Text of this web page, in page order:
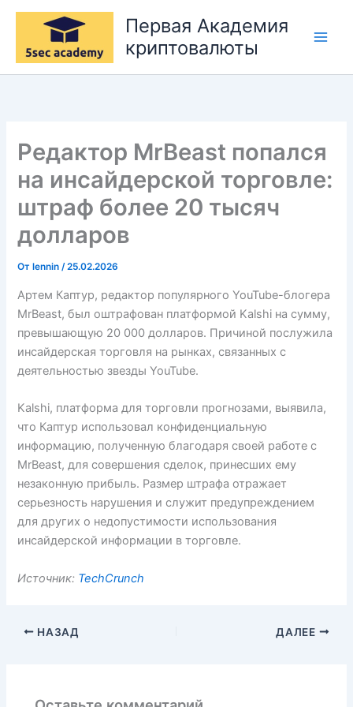
Перейти
содержимому
Первая Академия
криптовалюты
Редактор MrBeast попался
на инсайдерской торговле:
штраф более 20 тысяч
долларов
От lennin/25.02.2026
Артем Каптур, редактор популярного YouTube-блогера
MrBeast, был оштрафован платформой Kalshi на сумму,
превышающую 20 000 долларов. Причиной послужила
инсайдерская торговля на рынках, связанных с
деятельностью звезды YouTube.
Kalshi, платформа для торговли прогнозами, выявила,
что Каптур использовал конфиденциальную
информацию, полученную благодаря своей работе с
MrBeast, для совершения сделок, принесших ему
незаконную прибыль. Размер штрафа отражает
серьезность нарушения и служит предупреждением
для других о недопустимости использования
инсайдерской информации в торговле.
Источник: TechCrunch
НАЗАД ДАЛЕЕ